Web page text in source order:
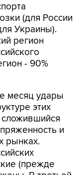
(для России
Украины).
регион
- 90%
месяц удары
этих
и
рынках.
(прежде